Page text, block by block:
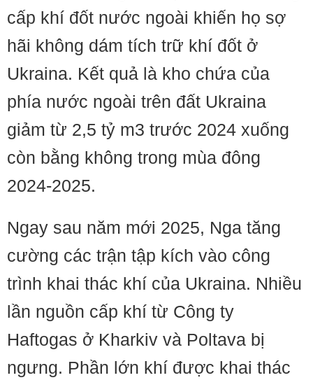
cấp khí đốt nước ngoài khiến họ sợ
hãi không dám tích trữ khí đốt ở
Ukraina. Kết quả là kho chứa của
phía nước ngoài trên đất Ukraina
giảm từ 2,5 tỷ m3 trước 2024 xuống
còn bằng không trong mùa đông
2024-2025.
Ngay sau năm mới 2025, Nga tăng
cường các trận tập kích vào công
trình khai thác khí của Ukraina. Nhiều
lần nguồn cấp khí từ Công ty
Haftogas ở Kharkiv và Poltava bị
ngưng. Phần lớn khí được khai thác